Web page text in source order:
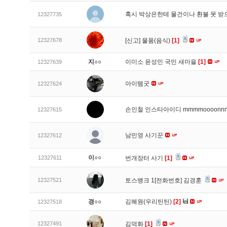
12327735 혹시 박상은한테 물건이나 환불 못 받
12327678 [신고] 물품(음식) [1]
12327639 지○○ 이미소 윤성민 국민 새마을 [1]
12327624 아이템굿
12327615 손인철 인스타아이디
12327612 남민영 사기꾼
12327611 이○○ 번개장터 사기 [1]
12327521 토스뱅크 1[전화번호] 김경훈
12327518 경○○ 김혜원(우리틴틴) [2]
12327491 김덕화 [1]